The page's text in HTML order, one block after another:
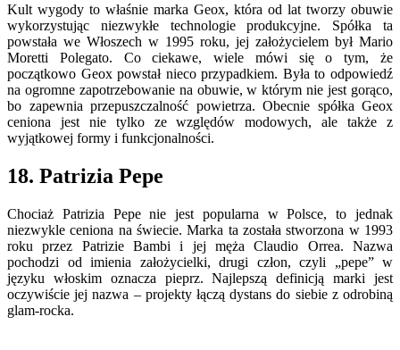
Kult wygody to właśnie marka Geox, która od lat tworzy obuwie
wykorzystując niezwykłe technologie produkcyjne. Spółka ta
powstała we Włoszech w 1995 roku, jej założycielem był Mario
Moretti Polegato. Co ciekawe, wiele mówi się o tym, że
początkowo Geox powstał nieco przypadkiem. Była to odpowiedź
na ogromne zapotrzebowanie na obuwie, w którym nie jest gorąco,
bo zapewnia przepuszczalność powietrza. Obecnie spółka Geox
ceniona jest nie tylko ze względów modowych, ale także z
wyjątkowej formy i funkcjonalności.
18. Patrizia Pepe
Chociaż Patrizia Pepe nie jest popularna w Polsce, to jednak
niezwykle ceniona na świecie. Marka ta została stworzona w 1993
roku przez Patrizie Bambi i jej męża Claudio Orrea. Nazwa
pochodzi od imienia założycielki, drugi człon, czyli „pepe” w
języku włoskim oznacza pieprz. Najlepszą definicją marki jest
oczywiście jej nazwa – projekty łączą dystans do siebie z odrobiną
glam-rocka.